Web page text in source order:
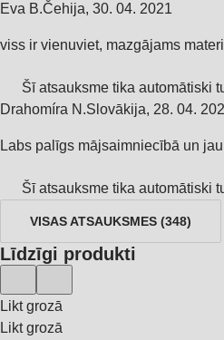
Eva B.Čehija, 30. 04. 2021
viss ir vienuviet, mazgājams
Šī atsauksme tika automātiski
Drahomíra N.Slovākija, 28. 04.
Labs palīgs mājsaimniecībā un
Šī atsauksme tika automātiski
VISAS ATSAUKSMES (348)
Līdzīgi produkti
Likt grozā
Likt grozā